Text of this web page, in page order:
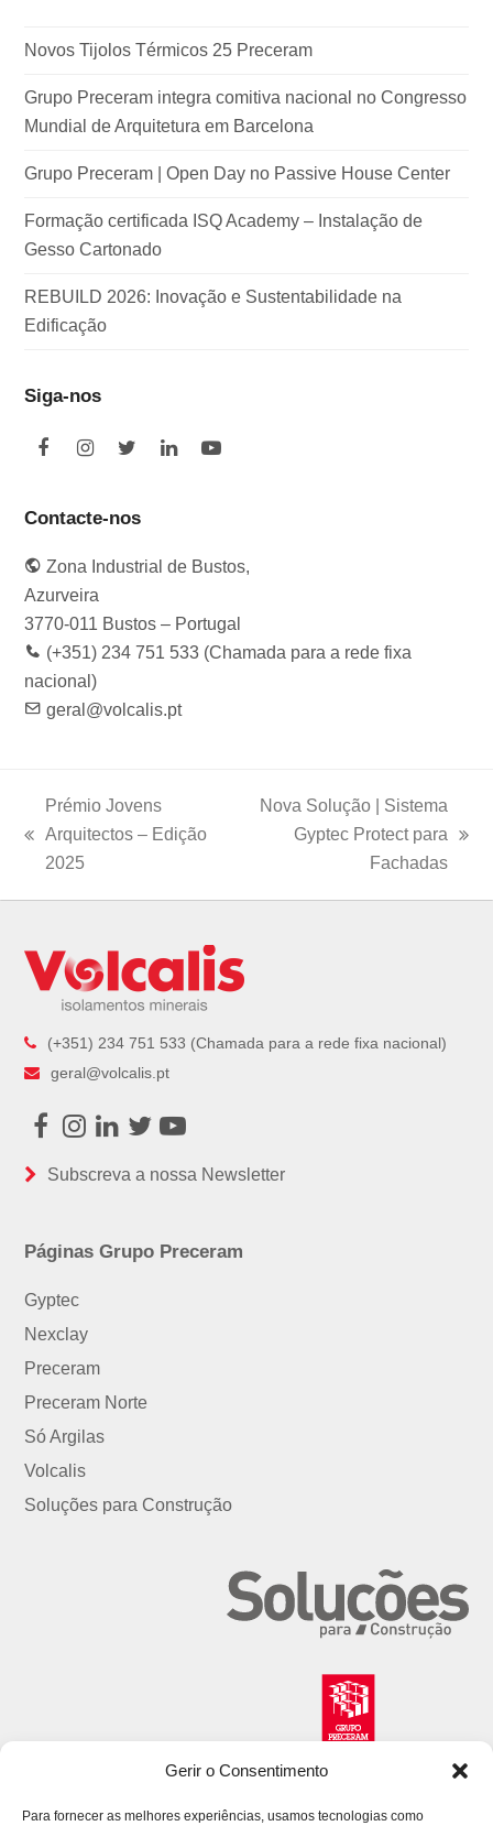
Gerir o Consentimento
Para fornecer as melhores experiências, usamos tecnologias como
Novos Tijolos Térmicos 25 Preceram
Grupo Preceram integra comitiva nacional no Congresso
Mundial de Arquitetura em Barcelona
Grupo Preceram | Open Day no Passive House Center
Formação certificada ISQ Academy – Instalação de
Gesso Cartonado
REBUILD 2026: Inovação e Sustentabilidade na
Edificação
Siga-nos
F
e
o
o
k
I
t
g
r
a
m
T
t
e
r
L
d
I
Y
e
Contacte-nos
Zona Industrial de Bustos,
Azurveira
3770-011 Bustos – Portugal
(+351) 234 751 533 (Chamada para a rede fixa
nacional)
geral@volcalis.pt
previous
Prémio Jovens
Arquitectos – Edição
2025
Nova Solução | Sistema
Gyptec Protect para
Fachadas
(+351) 234 751 533 (Chamada para a rede fixa nacional)
geral@volcalis.pt
Facebook
Instagram
LinkedIn
TwitterYoutube
Subscreva a nossa Newsletter
Páginas Grupo Preceram
Gyptec
Nexclay
Preceram
Preceram Norte
Só Argilas
Volcalis
Soluções para Construção